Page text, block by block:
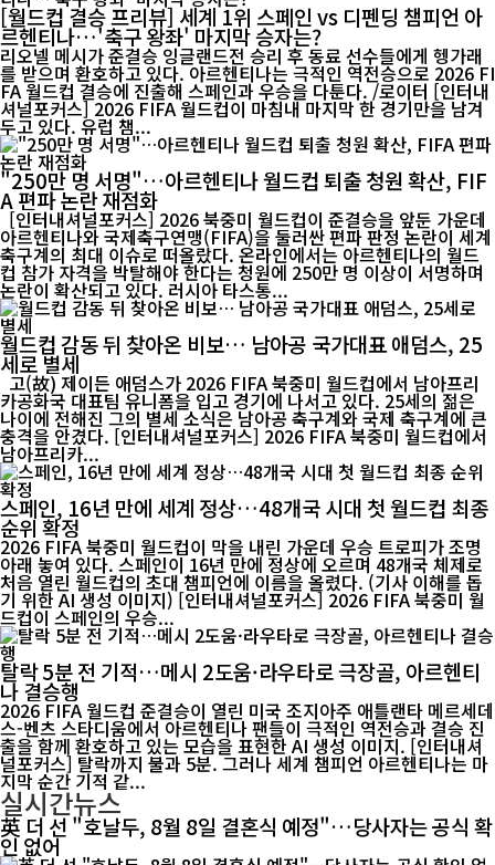
[월드컵 결승 프리뷰] 세계 1위 스페인 vs 디펜딩 챔피언 아
르헨티나…'축구 왕좌' 마지막 승자는?
리오넬 메시가 준결승 잉글랜드전 승리 후 동료 선수들에게 헹가래
를 받으며 환호하고 있다. 아르헨티나는 극적인 역전승으로 2026 FI
FA 월드컵 결승에 진출해 스페인과 우승을 다툰다. /로이터 [인터내
셔널포커스] 2026 FIFA 월드컵이 마침내 마지막 한 경기만을 남겨
두고 있다. 유럽 챔...
"250만 명 서명"…아르헨티나 월드컵 퇴출 청원 확산, FIF
A 편파 논란 재점화
[인터내셔널포커스] 2026 북중미 월드컵이 준결승을 앞둔 가운데
아르헨티나와 국제축구연맹(FIFA)을 둘러싼 편파 판정 논란이 세계
축구계의 최대 이슈로 떠올랐다. 온라인에서는 아르헨티나의 월드
컵 참가 자격을 박탈해야 한다는 청원에 250만 명 이상이 서명하며
논란이 확산되고 있다. 러시아 타스통...
월드컵 감동 뒤 찾아온 비보… 남아공 국가대표 애덤스, 25
세로 별세
카공화국 대표팀 유니폼을 입고 경기에 나서고 있다. 25세의 젊은
나이에 전해진 그의 별세 소식은 남아공 축구계와 국제 축구계에 큰
충격을 안겼다. [인터내셔널포커스] 2026 FIFA 북중미 월드컵에서
남아프리카...
스페인, 16년 만에 세계 정상…48개국 시대 첫 월드컵 최종
순위 확정
2026 FIFA 북중미 월드컵이 막을 내린 가운데 우승 트로피가 조명
아래 놓여 있다. 스페인이 16년 만에 정상에 오르며 48개국 체제로
처음 열린 월드컵의 초대 챔피언에 이름을 올렸다. (기사 이해를 돕
기 위한 AI 생성 이미지) [인터내셔널포커스] 2026 FIFA 북중미 월
드컵이 스페인의 우승...
탈락 5분 전 기적…메시 2도움·라우타로 극장골, 아르헨티
나 결승행
2026 FIFA 월드컵 준결승이 열린 미국 조지아주 애틀랜타 메르세데
스-벤츠 스타디움에서 아르헨티나 팬들이 극적인 역전승과 결승 진
출을 함께 환호하고 있는 모습을 표현한 AI 생성 이미지. [인터내셔
널포커스] 탈락까지 불과 5분. 그러나 세계 챔피언 아르헨티나는 마
지막 순간 기적 같...
실시간뉴스
英 더 선 "호날두, 8월 8일 결혼식 예정"…당사자는 공식 확
인 없어